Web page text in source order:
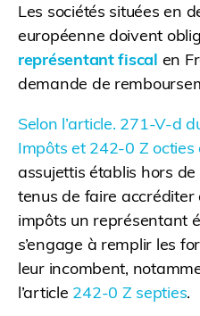
Les sociétés situées en
européenne doivent
représentant fiscal en
demande de
Selon l’article. 271-V-d
Impôts et 242-0 Z octies
assujettis établis hors
tenus de faire
impôts un représentant
s’engage à remplir les
leur incombent,
l’article 242-0 Z septies.